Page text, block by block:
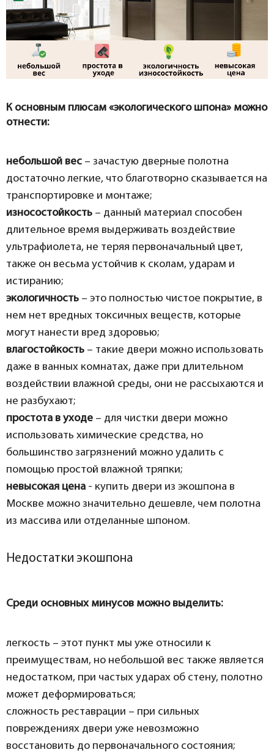
К основным плюсам «экологического шпона» можно
отнести:
небольшой вес – зачастую дверные полотна
достаточно легкие, что благотворно сказывается на
транспортировке и монтаже;
износостойкость – данный материал способен
длительное время выдерживать воздействие
ультрафиолета, не теряя первоначальный цвет,
также он весьма устойчив к сколам, ударам и
истиранию;
экологичность – это полностью чистое покрытие, в
нем нет вредных токсичных веществ, которые
могут нанести вред здоровью;
влагостойкость – такие двери можно использовать
даже в ванных комнатах, даже при длительном
воздействии влажной среды, они не рассыхаются и
не разбухают;
простота в уходе – для чистки двери можно
использовать химические средства, но
большинство загрязнений можно удалить с
помощью простой влажной тряпки;
невысокая цена - купить двери из экошпона в
Москве можно значительно дешевле, чем полотна
из массива или отделанные шпоном.
Недостатки экошпона
Среди основных минусов можно выделить:
легкость – этот пункт мы уже относили к
преимуществам, но небольшой вес также является
недостатком, при частых ударах об стену, полотно
может деформироваться;
сложность реставрации – при сильных
повреждениях двери уже невозможно
восстановить до первоначального состояния;